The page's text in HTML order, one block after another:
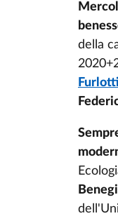
della
Furlotti